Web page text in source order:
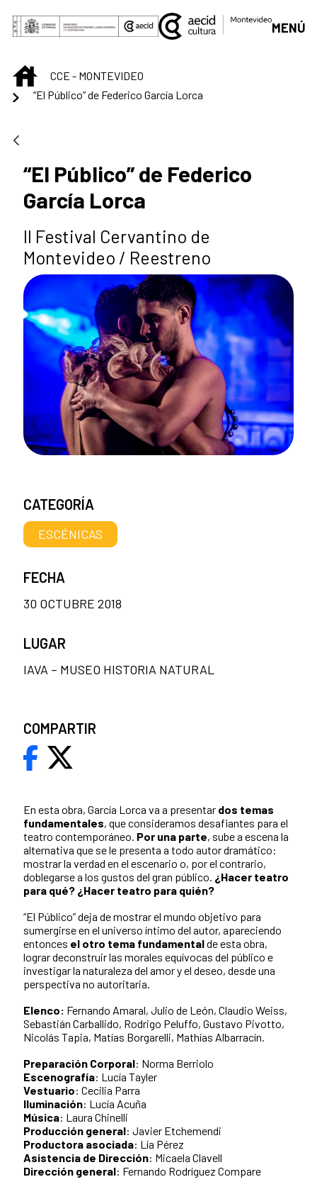
Saltar al contenido principal
MENÚ
INICIOCCE - MONTEVIDEO
“El Público” de Federico García Lorca
“El Público” de Federico
García Lorca
II Festival Cervantino de
Montevideo / Reestreno
En esta obra, García Lorca va a presentar dos temas
fundamentales, que consideramos desafiantes para el
teatro contemporáneo. Por una parte, sube a escena la
alternativa que se le presenta a todo autor dramático:
mostrar la verdad en el escenario o, por el contrario,
doblegarse a los gustos del gran público. ¿Hacer teatro
para qué? ¿Hacer teatro para quién?
“El Público” deja de mostrar el mundo objetivo para
sumergirse en el universo íntimo del autor, apareciendo
entonces el otro tema fundamentalde esta obra,
lograr deconstruir las morales equívocas del público e
investigar la naturaleza del amor y el deseo, desde una
perspectiva no autoritaria.
Elenco: Fernando Amaral, Julio de León, Claudio Weiss,
Sebastián Carballido, Rodrigo Peluffo, Gustavo Pivotto,
Nicolás Tapia, Matías Borgarelli, Mathías Albarracín.
Preparación Corporal: Norma Berriolo
Escenografía: Lucía Tayler
Vestuario: Cecilia Parra
Iluminación: Lucía Acuña
Música: Laura Chinelli
Producción general: Javier Etchemendi
Productora asociada: Lía Pérez
Asistencia de Dirección: Micaela Clavell
Dirección general: Fernando Rodríguez Compare
CATEGORÍA
ESCÉNICAS
FECHA
30 OCTUBRE 2018
LUGAR
IAVA – MUSEO HISTORIA NATURAL
COMPARTIR